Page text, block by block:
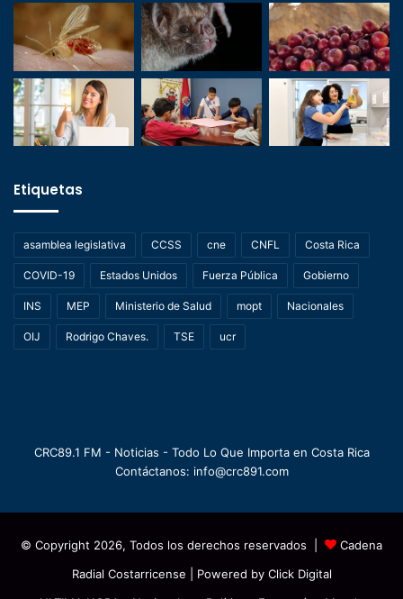
Etiquetas
asamblea legislativa CCSS cne CNFL Costa Rica
COVID-19 Estados Unidos Fuerza Pública Gobierno
INS MEP Ministerio de Salud mopt Nacionales
OIJ Rodrigo Chaves. TSE ucr
CRC89.1 FM - Noticias - Todo Lo Que Importa en Costa Rica
Contáctanos: info@crc891.com
© Copyright 2026, Todos los derechos reservados |
Cadena
Radial Costarricense | Powered by Click Digital